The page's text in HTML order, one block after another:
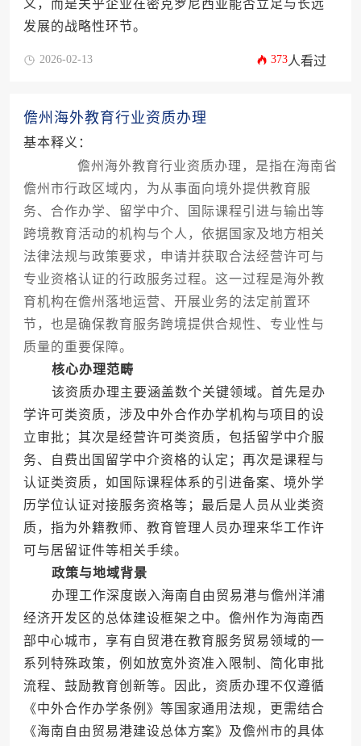
义，而是关乎企业在密克罗尼西亚能否立足与长远
发展的战略性环节。
2026-02-13 373人看过
儋州海外教育行业资质办理
基本释义：
儋州海外教育行业资质办理，是指在海南省
儋州市行政区域内，为从事面向境外提供教育服
务、合作办学、留学中介、国际课程引进与输出等
跨境教育活动的机构与个人，依据国家及地方相关
法律法规与政策要求，申请并获取合法经营许可与
专业资格认证的行政服务过程。这一过程是海外教
育机构在儋州落地运营、开展业务的法定前置环
节，也是确保教育服务跨境提供合规性、专业性与
质量的重要保障。
核心办理范畴
该资质办理主要涵盖数个关键领域。首先是办
学许可类资质，涉及中外合作办学机构与项目的设
立审批；其次是经营许可类资质，包括留学中介服
务、自费出国留学中介资格的认定；再次是课程与
认证类资质，如国际课程体系的引进备案、境外学
历学位认证对接服务资格等；最后是人员从业类资
质，指为外籍教师、教育管理人员办理来华工作许
可与居留证件等相关手续。
政策与地域背景
办理工作深度嵌入海南自由贸易港与儋州洋浦
经济开发区的总体建设框架之中。儋州作为海南西
部中心城市，享有自贸港在教育服务贸易领域的一
系列特殊政策，例如放宽外资准入限制、简化审批
流程、鼓励教育创新等。因此，资质办理不仅遵循
《中外合作办学条例》等国家通用法规，更需结合
《海南自由贸易港建设总体方案》及儋州市的具体